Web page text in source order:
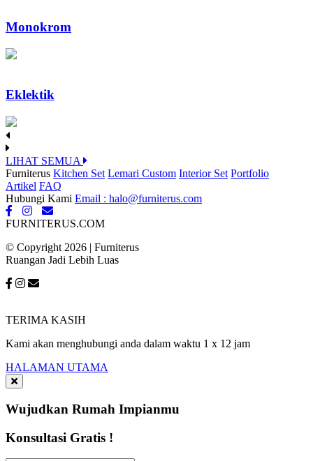
Monokrom
Eklektik
LIHAT SEMUA
Furniterus Kitchen Set Lemari Custom Interior Set Portfolio
Artikel FAQ
Hubungi Kami Email : halo@furniterus.com
FURNITERUS.COM
© Copyright 2026 | Furniterus
Ruangan Jadi Lebih Luas
TERIMA KASIH
Kami akan menghubungi anda dalam waktu 1 x 12 jam
HALAMAN UTAMA
Wujudkan Rumah Impianmu
Konsultasi Gratis !